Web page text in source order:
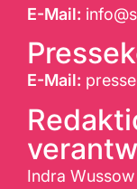
E-Mail:
E-Mail:
Indra